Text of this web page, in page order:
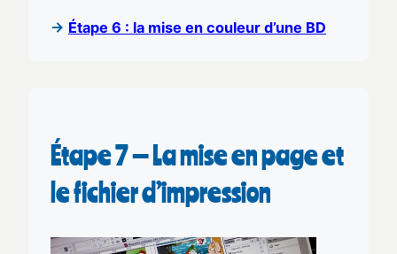
→ Étape 6 : la mise en couleur d’une BD
Étape 7 — La mise en page et
le fichier d’impression